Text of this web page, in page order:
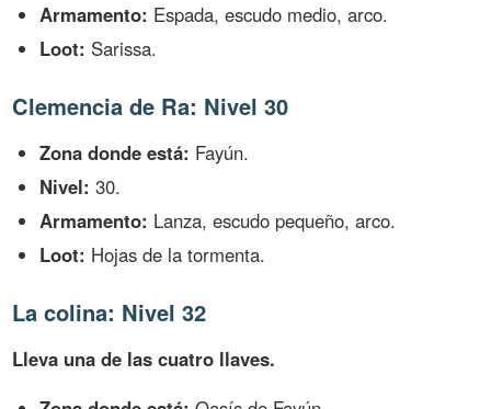
Armamento: Espada, escudo medio, arco.
Loot: Sarissa.
Clemencia de Ra: Nivel 30
Zona donde está: Fayún.
Nivel: 30.
Armamento: Lanza, escudo pequeño, arco.
Loot: Hojas de la tormenta.
La colina: Nivel 32
Lleva una de las cuatro llaves.